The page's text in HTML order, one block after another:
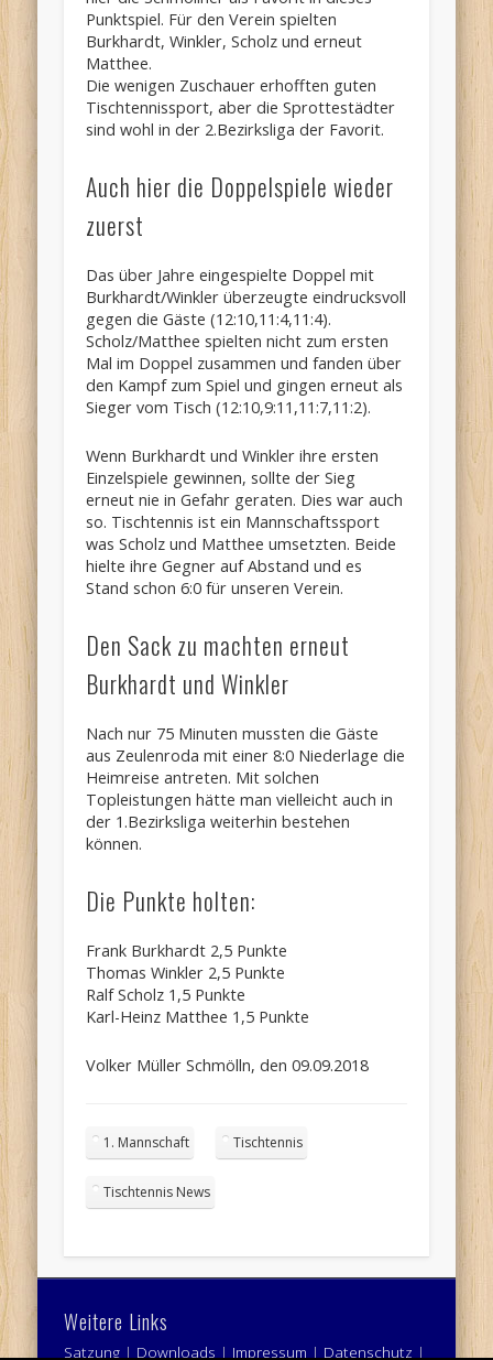
Punktspiel. Für den Verein spielten
Burkhardt, Winkler, Scholz und erneut
Matthee.
Die wenigen Zuschauer erhofften guten
Tischtennissport, aber die Sprottestädter
sind wohl in der 2.Bezirksliga der Favorit.
Auch hier die Doppelspiele wieder
zuerst
Das über Jahre eingespielte Doppel mit
Burkhardt/Winkler überzeugte eindrucksvoll
gegen die Gäste (12:10,11:4,11:4).
Scholz/Matthee spielten nicht zum ersten
Mal im Doppel zusammen und fanden über
den Kampf zum Spiel und gingen erneut als
Sieger vom Tisch (12:10,9:11,11:7,11:2).
Wenn Burkhardt und Winkler ihre ersten
Einzelspiele gewinnen, sollte der Sieg
erneut nie in Gefahr geraten. Dies war auch
so. Tischtennis ist ein Mannschaftssport
was Scholz und Matthee umsetzten. Beide
hielte ihre Gegner auf Abstand und es
Stand schon 6:0 für unseren Verein.
Den Sack zu machten erneut
Burkhardt und Winkler
Nach nur 75 Minuten mussten die Gäste
aus Zeulenroda mit einer 8:0 Niederlage die
Heimreise antreten. Mit solchen
Topleistungen hätte man vielleicht auch in
der 1.Bezirksliga weiterhin bestehen
können.
Die Punkte holten:
Frank Burkhardt 2,5 Punkte
Thomas Winkler 2,5 Punkte
Ralf Scholz 1,5 Punkte
Karl-Heinz Matthee 1,5 Punkte
Volker Müller Schmölln, den 09.09.2018
1. Mannschaft Tischtennis
Tischtennis News
Weitere Links
Satzung | Downloads | Impressum | Datenschutz |